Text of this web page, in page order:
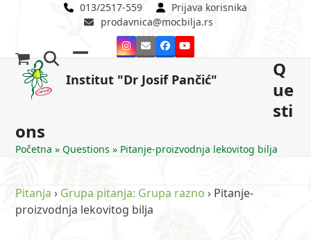
013/2517-559
Prijava korisnika
prodavnica@mocbilja.rs
Instagram
EmailFacebookYouTube
Institut "Dr Josif Pančić"
mobile
mobile
Q
ue
sti
ons
Početna »Questions » Pitanje-proizvodnja lekovitog bilja
Pitanja › Grupa pitanja: Grupa razno › Pitanje-
proizvodnja lekovitog bilja